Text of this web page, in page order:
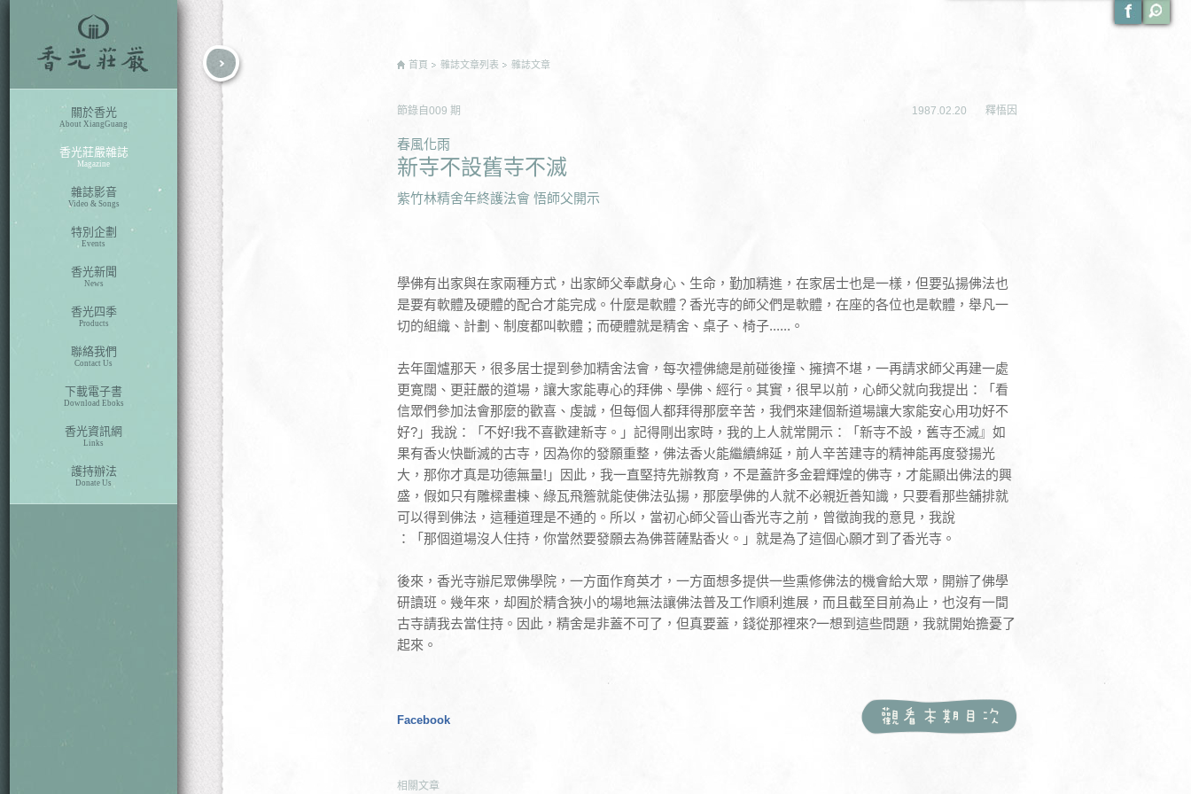
關於香光
About XiangGuang
香光莊嚴雜誌
Magazine
雜誌影音
Video & Songs
特別企劃
Events
香光新聞
News
香光四季
Products
聯絡我們
Contact Us
下載電子書
Download Eboks
香光資訊網
Links
護持辦法
Donate Us
首頁 雜誌文章列表 雜誌文章
節錄自 009 期 1987.02.20 釋悟因
春風化雨
新寺不設舊寺不滅
紫竹林精舍年終護法會 悟師父開示
學佛有出家與在家兩種方式，出家師父奉獻身心、生命，勤加精進，在家居士也是一樣，但要弘揚佛法也
是要有軟體及硬體的配合才能完成。什麼是軟體？香光寺的師父們是軟體，在座的各位也是軟體，舉凡一
切的組織、計劃、制度都叫軟體；而硬體就是精舍、桌子、椅子......。
去年圍爐那天，很多居士提到參加精舍法會，每次禮佛總是前碰後撞、擁擠不堪，一再請求師父再建一處
更寛闊、更莊嚴的道場，讓大家能專心的拜佛、學佛、經行。其實，很早以前，心師父就向我提出：「看
信眾們參加法會那麼的歡喜、虔誠，但每個人都拜得那麼辛苦，我們來建個新道場讓大家能安心用功好不
好?」我說：「不好!我不喜歡建新寺。」記得剛出家時，我的上人就常開示：「新寺不設，舊寺丕滅』如
果有香火快斷滅的古寺，因為你的發願重整，佛法香火能繼續綿延，前人辛苦建寺的精神能再度發揚光
大，那你才真是功德無量!」因此，我一直堅持先辦教育，不是蓋許多金碧輝煌的佛寺，才能顯出佛法的興
盛，假如只有雕樑畫棟、綠瓦飛簷就能使佛法弘揚，那麼學佛的人就不必親近善知識，只要看那些舖排就
可以得到佛法，這種道理是不通的。所以，當初心師父晉山香光寺之前，曾徵詢我的意見，我說
：「那個道場沒人住持，你當然要發願去為佛菩薩點香火。」就是為了這個心願才到了香光寺。
後來，香光寺辦尼眾佛學院，一方面作育英才，一方面想多提供一些熏修佛法的機會給大眾，開辦了佛學
研讀班。幾年來，却囿於精含狹小的場地無法讓佛法普及工作順利進展，而且截至目前為止，也沒有一間
古寺請我去當住持。因此，精舍是非蓋不可了，但真要蓋，錢從那裡來?一想到這些問題，我就開始擔憂了
起來。
Facebook
相關文章